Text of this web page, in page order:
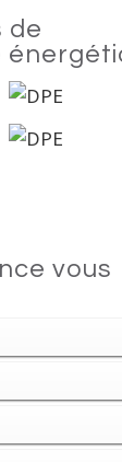
de
vous